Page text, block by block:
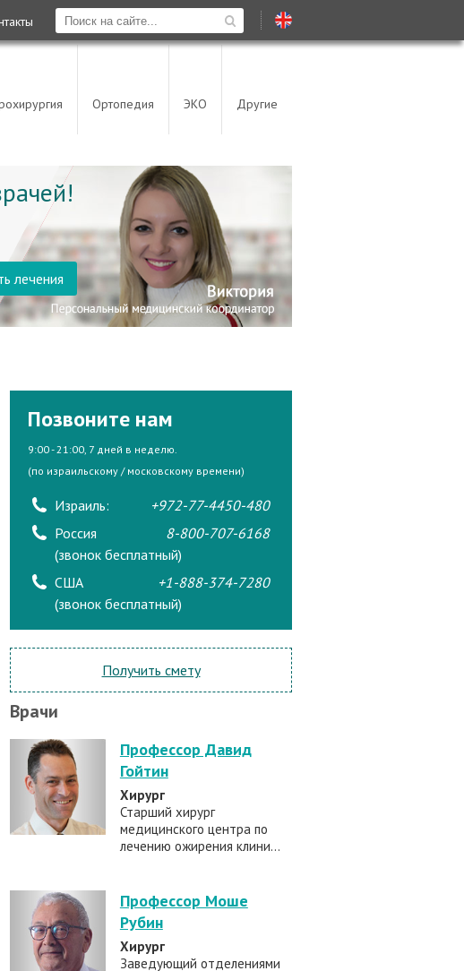
Ортопедия ЭКО Другие
лечения
Позвоните нам
9:00 - 21:00, 7 дней в неделю.
(по израильскому / московскому времени)
Израиль:
+972-77-4450-480
Россия
(звонок бесплатный)
8-800-707-6168
США
(звонок бесплатный)
+1-888-374-7280
Получить смету
Врачи
Профессор Давид
Гойтин
Хирург
Старший хирург
медицинского центра по
лечению ожирения клини...
Профессор Моше
Рубин
Хирург
Заведующий отделениями